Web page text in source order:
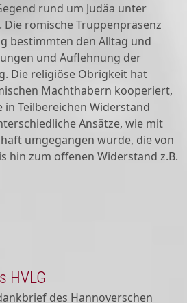
rund um Judäa unter
römische Truppenpräsenz
bestimmten den Alltag und
und Auflehnung der
Die religiöse Obrigkeit hat
Machthabern kooperiert,
Teilbereichen Widerstand
Ansätze, wie mit
umgegangen wurde, die von
hin zum offenen Widerstand z.B.
HVLG
des Hannoverschen